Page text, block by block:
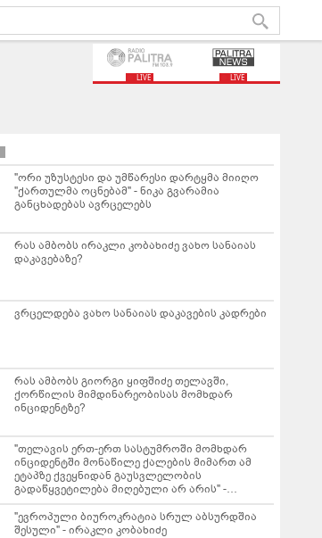
LIVE LIVE
"ორი უზუსტესი და უმწარესი დარტყმა მიიღო
"ქართულმა ოცნებამ" - ნიკა გვარამია
განცხადებას ავრცელებს
რას ამბობს ირაკლი კობახიძე ვახო სანაიას
დაკავებაზე?
ვრცელდება ვახო სანაიას დაკავების კადრები
რას ამბობს გიორგი ყიფშიძე თელავში,
ქორწილის მიმდინარეობისას მომხდარ
ინციდენტზე?
"თელავის ერთ-ერთ სასტუმროში მომხდარ
ინციდენტში მონაწილე ქალების მიმართ ამ
ეტაპზე ქვეყნიდან გაუსვლელობის
გადაწყვეტილება მიღებული არ არის" -
პროკურორი
"ევროპული ბიუროკრატია სრულ აბსურდშია
შესული" - ირაკლი კობახიძე